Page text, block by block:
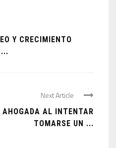
Y CRECIMIENTO
...
Next Article
AHOGADA AL INTENTAR
TOMARSE UN ...